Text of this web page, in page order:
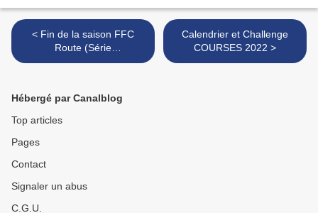
< Fin de la saison FFC
Route (Série
Départementale)
Calendrier et Challenge
COURSES 2022 >
Hébergé par Canalblog
Top articles
Pages
Contact
Signaler un abus
C.G.U.